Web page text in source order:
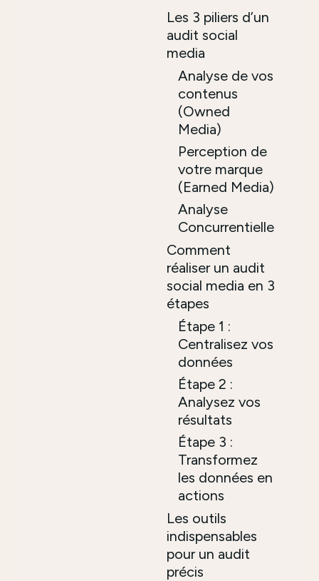
Les 3 piliers d’un
audit social
media
Analyse de vos
contenus
(Owned
Media)
Perception de
votre marque
(Earned Media)
Analyse
Concurrentielle
Comment
réaliser un audit
social media en 3
étapes
Étape 1 :
Centralisez vos
données
Étape 2 :
Analysez vos
résultats
Étape 3 :
Transformez
les données en
actions
Les outils
indispensables
pour un audit
précis